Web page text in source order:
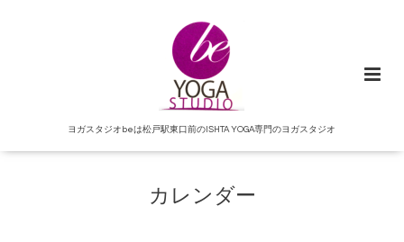
ヨガスタジオbeは松戸駅東口前のISHTA YOGA専門のヨガスタジオ
カレンダー